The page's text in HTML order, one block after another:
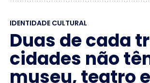
IDENTIDADE CULTURAL
Duas de cada
cidades não
museu, teatro e